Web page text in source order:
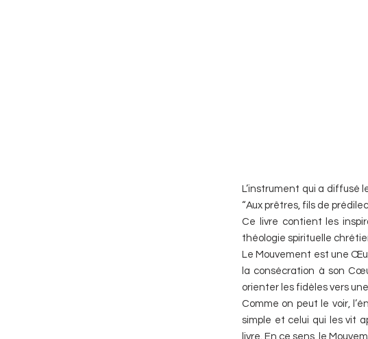
L’instrument qui a diffusé
“Aux prêtres, fils de
Ce livre contient les
théologie spirituelle
Le Mouvement est une
la consécration à son
orienter les fidèles vers
Comme on peut le voir,
simple et celui qui les vit
livre. En ce sens, le